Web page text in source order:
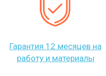
Гарантия 12 месяцев на
работу и материалы